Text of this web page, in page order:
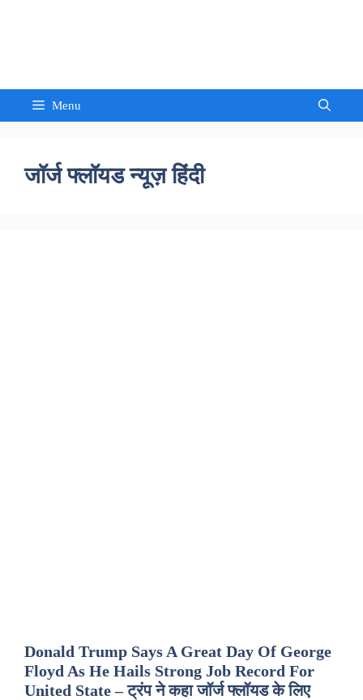
Menu
जॉर्ज फ्लॉयड न्यूज़ हिंदी
Donald Trump Says A Great Day Of George
Floyd As He Hails Strong Job Record For
United State – ट्रंप ने कहा जॉर्ज फ्लॉयड के लिए